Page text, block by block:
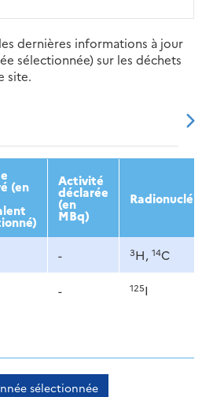
dernières informations à jour
sélectionnée) sur les déchets
site.
2015 2016
(en Activité
déclarée
(en
MBq)
- 3H, 14C
- 125I
sélectionnée